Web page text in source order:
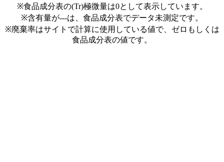
※食品成分表の(Tr)極微量は0として表示しています。
※含有量が---は、食品成分表でデータ未測定です。
※廃棄率はサイトで計算に使用している値で、ゼロもしくは
食品成分表の値です。